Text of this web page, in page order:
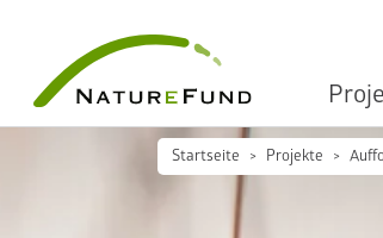
Startseite Projekte